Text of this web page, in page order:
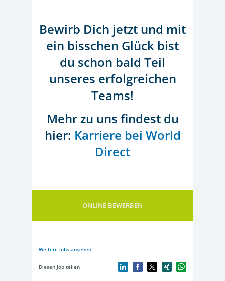
Bewirb Dich jetzt und mit
ein bisschen Glück bist
du schon bald Teil
unseres erfolgreichen
Teams!
Mehr zu uns findest du
hier: Karriere bei World
Direct
ONLINE BEWERBEN
Weitere Jobs ansehen
Diesen Job teilen